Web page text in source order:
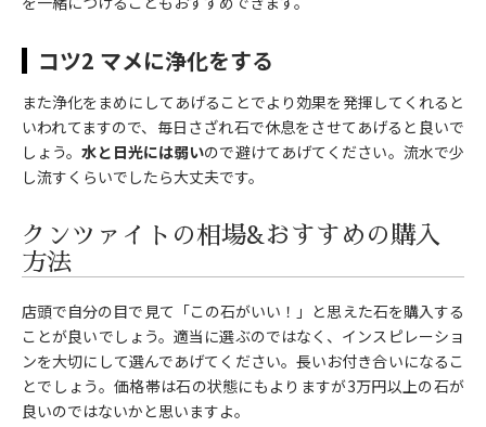
コツ2 マメに浄化をする
また浄化をまめにしてあげることでより効果を発揮してくれると
いわれてますので、毎日さざれ石で休息をさせてあげると良いで
しょう。水と日光には弱いので避けてあげてください。流水で少
し流すくらいでしたら大丈夫です。
クンツァイトの相場&おすすめの購入
方法
店頭で自分の目で見て「この石がいい！」と思えた石を購入する
ことが良いでしょう。適当に選ぶのではなく、インスピレーショ
ンを大切にして選んであげてください。長いお付き合いになるこ
とでしょう。価格帯は石の状態にもよりますが3万円以上の石が
良いのではないかと思いますよ。